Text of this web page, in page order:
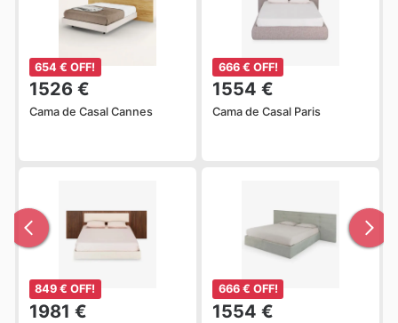
654 € OFF!
1526 €
Cama de Casal Cannes
666 € OFF!
1554 €
Cama de Casal Paris
849 € OFF!
1981 €
666 € OFF!
1554 €